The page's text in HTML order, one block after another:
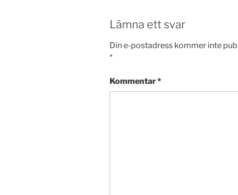
Lämna ett svar
Din e-postadress kommer inte
*
Kommentar*